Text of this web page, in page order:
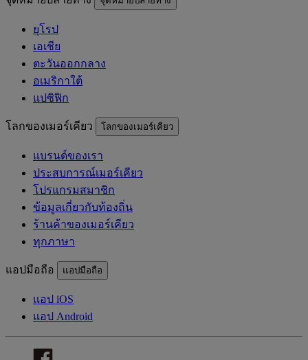
ยุโรป
เอเชีย
ตะวันออกกลาง
อเมริกาใต้
แปซิฟิก
โลกของเมอร์เคียว โลกของเมอร์เคียว
แบรนด์ของเรา
ประสบการณ์เมอร์เคียว
โปรแกรมสมาชิก
ข้อมูลเกี่ยวกับท้องถิ่น
ร้านค้าของเมอร์เคียว
ทุกภาษา
แอปมือถือ แอปมือถือ
แอป iOS
แอป Android